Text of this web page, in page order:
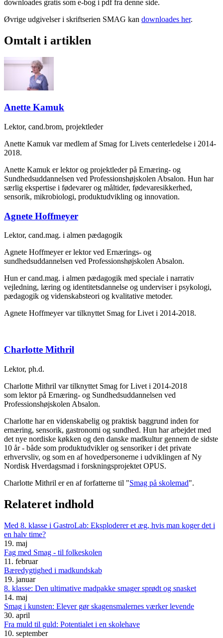
downloades gratis som e-bog i pdf fra denne side.
Øvrige udgivelser i skriftserien SMAG kan downloades her.
Omtalt i artiklen
Anette Kamuk
Lektor, cand.brom, projektleder
Anette Kamuk var medlem af Smag for Livets centerledelse i 2014-
2018.
Anette Kamuk er lektor og projektleder på Ernæring- og
Sundhedsuddannelsen ved Professionshøjskolen Absalon. Hun har
særlig ekspertise i fødevarer og måltider, fødevaresikkerhed,
sensorik, mikrobiologi, produktudvikling og innovation.
Agnete Hoffmeyer
Lektor, cand.mag. i almen pædagogik
Agnete Hoffmeyer er lektor ved Ernærings- og
sundhedsuddannelsen ved Professionshøjskolen Absalon.
Hun er cand.mag. i almen pædagogik med speciale i narrativ
vejledning, læring og identitetsdannelse og underviser i psykologi,
pædagogik og videnskabsteori og kvalitative metoder.
Agnete Hoffmeyer var tilknyttet Smag for Livet i 2014-2018.
Charlotte Mithril
Lektor, ph.d.
Charlotte Mithril var tilknyttet Smag for Livet i 2014-2018
som lektor på Ernæring- og Sundhedsuddannelsen ved
Professionshøjskolen Absalon.
Charlotte har en videnskabelig og praktisk baggrund inden for
ernæring, sensorik, gastronomi og sundhed. Hun har arbejdet med
det nye nordiske køkken og den danske madkultur gennem de sidste
10 år - både som produktudvikler og sensoriker i det private
erhvervsliv, og som en af hovedpersonerne i udviklingen af Ny
Nordisk Hverdagsmad i forskningsprojektet OPUS.
Charlotte Mithril er en af forfatterne til "Smag på skolemad".
Relateret indhold
Med 8. klasse i GastroLab: Eksploderer et æg, hvis man koger det i
en halv time?
19. maj
Fag med Smag - til folkeskolen
11. februar
Bæredygtighed i madkundskab
19. januar
8. klasse: Den ultimative madpakke smager sprødt og snasket
14. maj
Smag i kunsten: Elever gør skagensmalernes værker levende
30. april
Fra muld til guld: Potentialet i en skolehave
10. september